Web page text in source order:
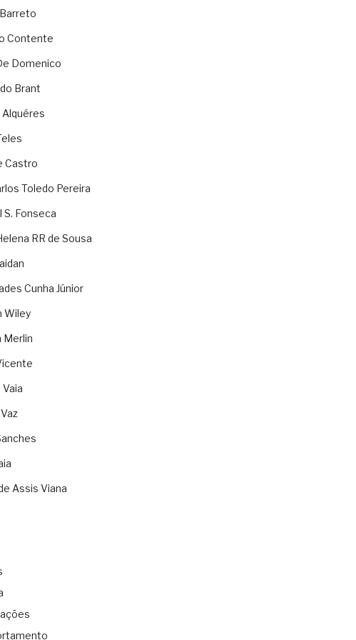
Contente
Domenico
Brant
Castro
Toledo Pereira
S. Fonseca
RR de Sousa
Cunha Júnior
Wiley
Merlin
Assis Viana